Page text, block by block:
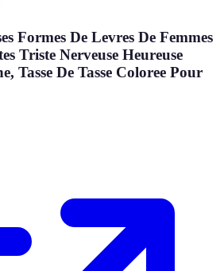
Formes De Levres De Femmes
Triste Nerveuse Heureuse
Tasse De Tasse Coloree Pour